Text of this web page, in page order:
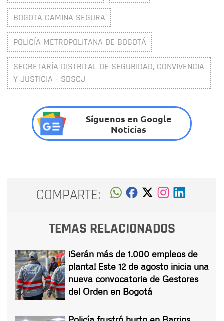
BOGOTÁ CAMINA SEGURA
POLICÍA METROPOLITANA DE BOGOTÁ
SECRETARÍA DISTRITAL DE SEGURIDAD, CONVIVENCIA
Y JUSTICIA - SDSCJ
Síguenos en Google
Noticias
COMPARTE:
TEMAS RELACIONADOS
¡Serán más de 1.000 empleos de
planta! Este 12 de agosto inicia una
nueva convocatoria de Gestores
del Orden en Bogotá